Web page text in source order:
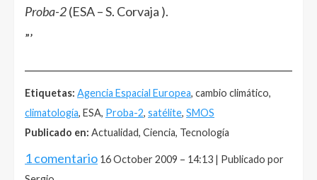
Proba-2(ESA – S. Corvaja ).
”’
Etiquetas: Agencia Espacial Europea, cambio climático,
climatología, ESA, Proba-2, satélite, SMOS
Publicado en: Actualidad, Ciencia, Tecnología
1 comentario 16 October 2009 – 14:13 | Publicado por